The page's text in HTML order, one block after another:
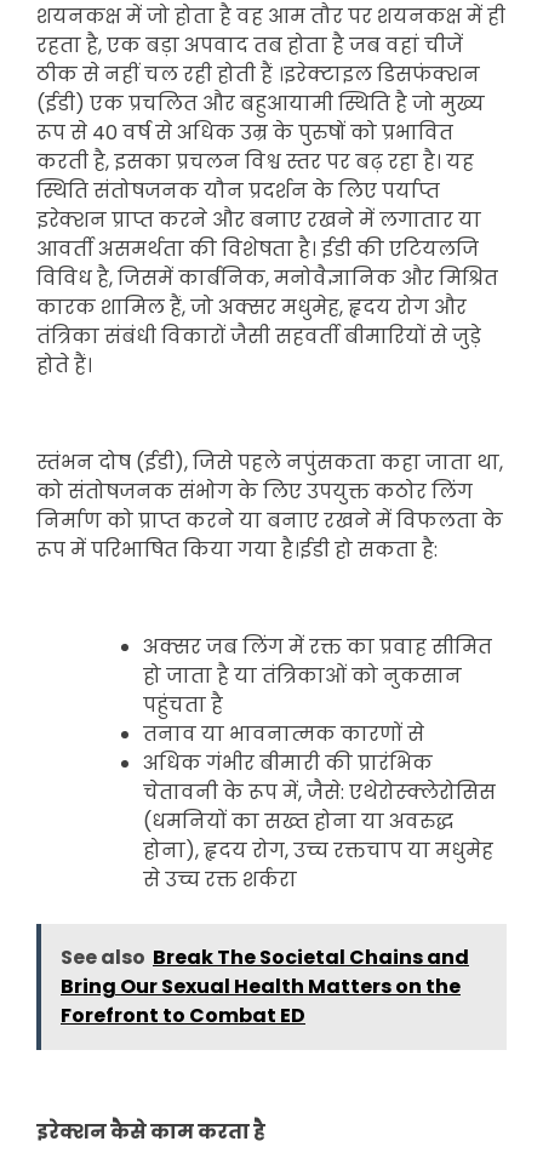
शयनकक्ष में जो होता है वह आम तौर पर शयनकक्ष में ही
रहता है, एक बड़ा अपवाद तब होता है जब वहां चीजें
ठीक से नहीं चल रही होती हैं ।इरेक्टाइल डिसफंक्शन
(ईडी) एक प्रचलित और बहुआयामी स्थिति है जो मुख्य
रूप से 40 वर्ष से अधिक उम्र के पुरुषों को प्रभावित
करती है, इसका प्रचलन विश्व स्तर पर बढ़ रहा है। यह
स्थिति संतोषजनक यौन प्रदर्शन के लिए पर्याप्त
इरेक्शन प्राप्त करने और बनाए रखने में लगातार या
आवर्ती असमर्थता की विशेषता है। ईडी की एटियलजि
विविध है, जिसमें कार्बनिक, मनोवैज्ञानिक और मिश्रित
कारक शामिल हैं, जो अक्सर मधुमेह, हृदय रोग और
तंत्रिका संबंधी विकारों जैसी सहवर्ती बीमारियों से जुड़े
होते हैं।
स्तंभन दोष (ईडी), जिसे पहले नपुंसकता कहा जाता था,
को संतोषजनक संभोग के लिए उपयुक्त कठोर लिंग
निर्माण को प्राप्त करने या बनाए रखने में विफलता के
रूप में परिभाषित किया गया है।ईडी हो सकता है:
अक्सर जब लिंग में रक्त का प्रवाह सीमित
हो जाता है या तंत्रिकाओं को नुकसान
पहुंचता है
तनाव या भावनात्मक कारणों से
अधिक गंभीर बीमारी की प्रारंभिक
चेतावनी के रूप में, जैसे: एथेरोस्क्लेरोसिस
(धमनियों का सख्त होना या अवरुद्ध
होना), हृदय रोग, उच्च रक्तचाप या मधुमेह
से उच्च रक्त शर्करा
See also Break The Societal Chains and
Bring Our Sexual Health Matters on the
Forefront to Combat ED
इरेक्शन कैसे काम करता है